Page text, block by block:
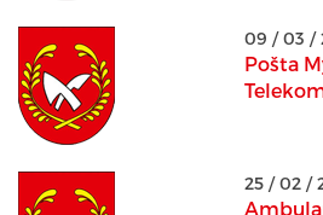
09 / 03 /
Pošta
25 / 02 /